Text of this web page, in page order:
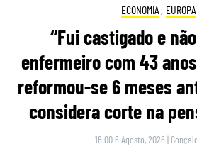
ECONOMIA , EUROPA
“Fui castigado e
enfermeiro com 43
reformou-se 6 meses
considera corte na
16:00 6 Agosto, 2026 |